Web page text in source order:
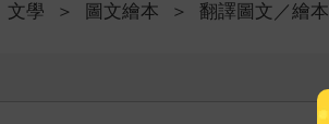
文學 ＞ 圖文繪本 ＞ 翻譯圖文／繪本